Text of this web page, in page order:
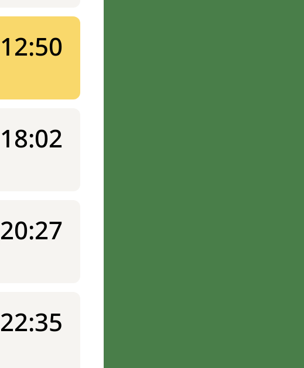
12:50
18:02
20:27
22:35